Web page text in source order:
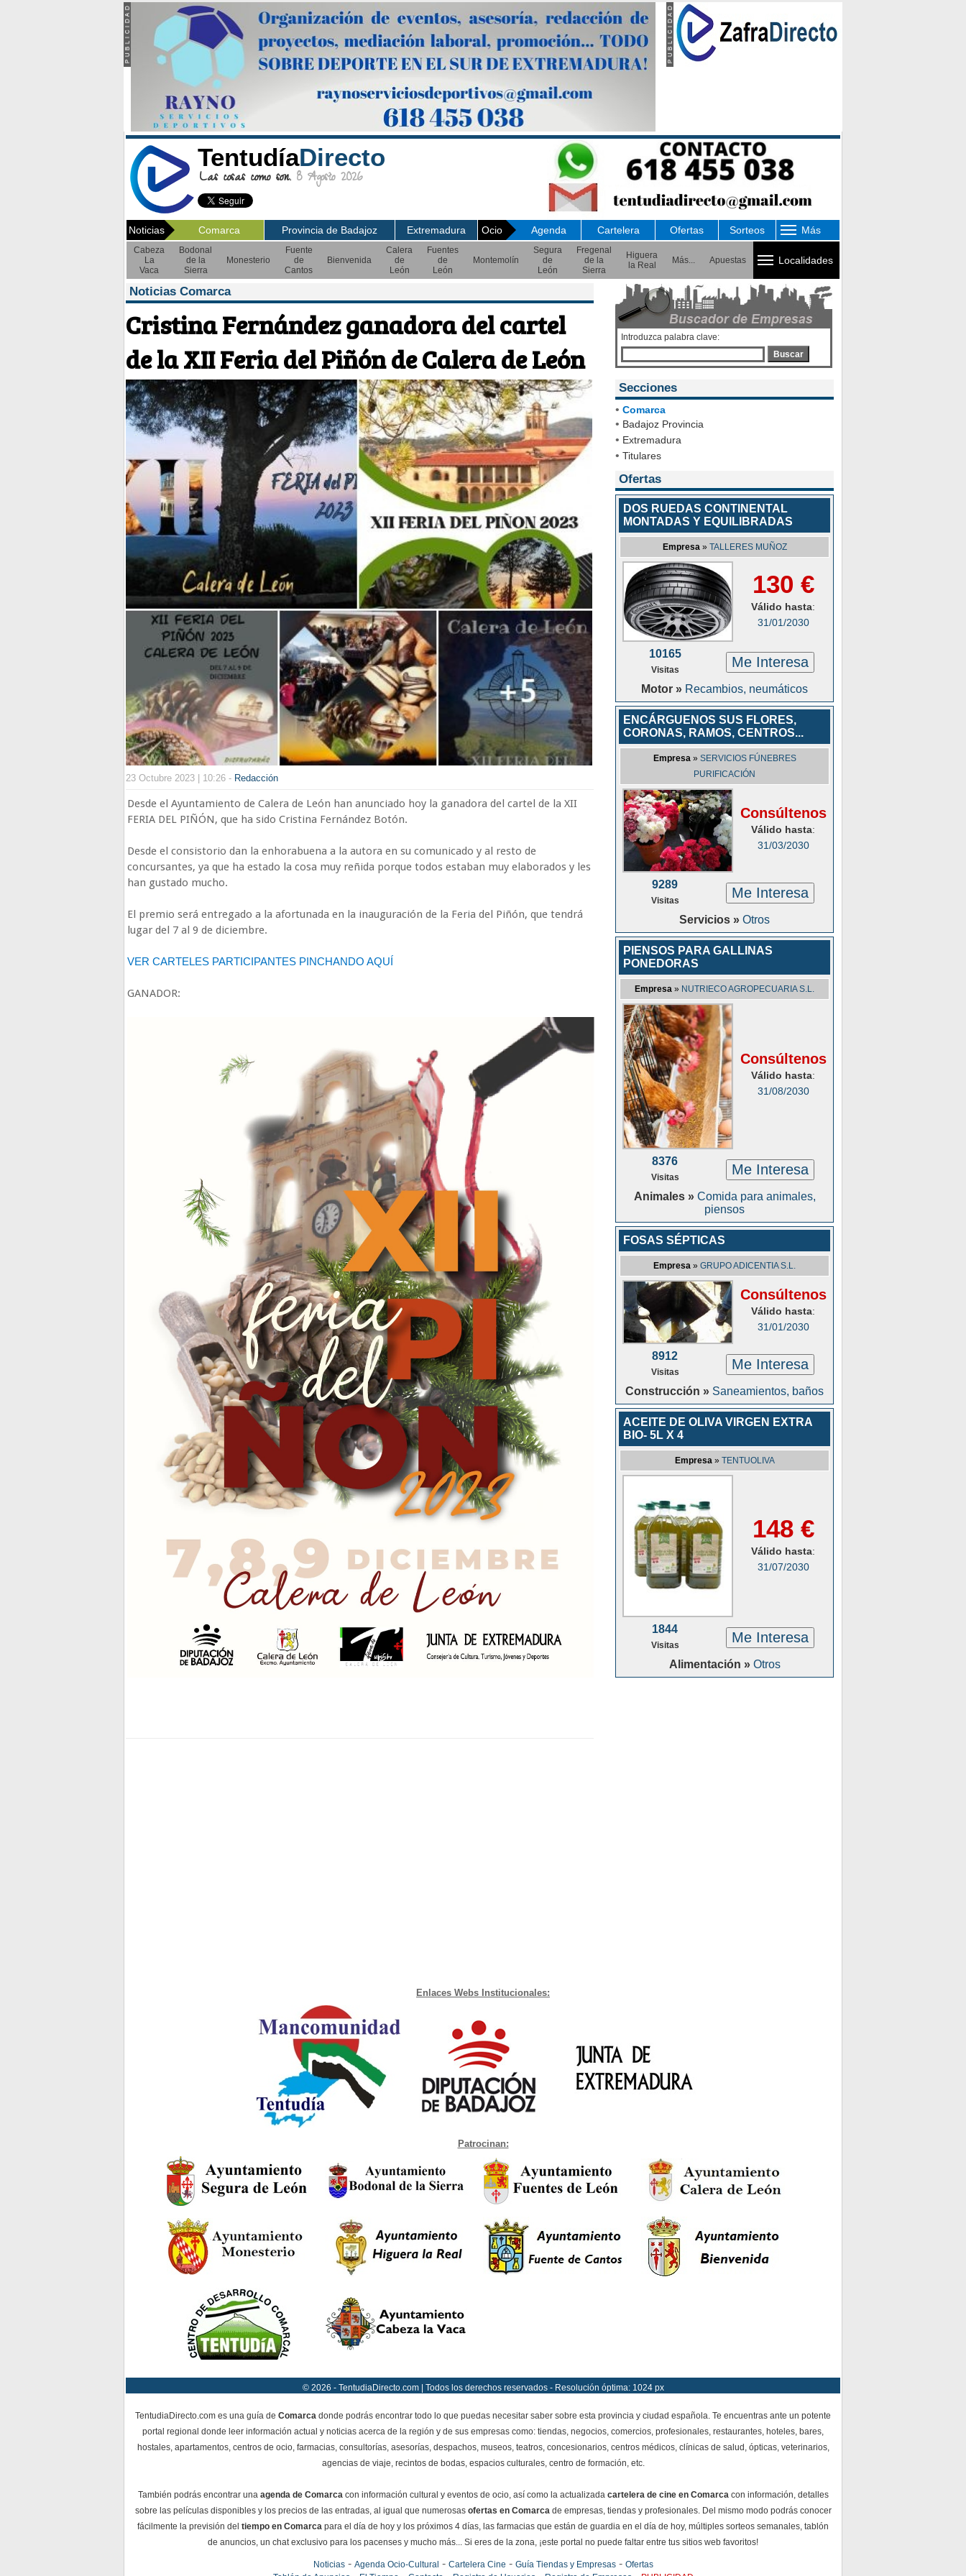
TentudíaDirecto
Las cosas como son. 8 Agosto 2026
Noticias Comarca Provincia de Badajoz Extremadura Ocio Agenda Cartelera Ofertas Sorteos Más
Cabeza
La
Vaca
Bodonal
de la
Sierra
Monesterio
Fuente
de
Cantos
Bienvenida
Calera
de
León
Fuentes
de
León
Montemolín
Segura
de
León
Fregenal
de la
Sierra
Higuera
la Real
Más... Apuestas Localidades
Noticias Comarca
Cristina Fernández ganadora del cartel
de la XII Feria del Piñón de Calera de León
23 Octubre 2023 | 10:26 - Redacción
Desde el Ayuntamiento de Calera de León han anunciado hoy la ganadora del cartel de la XII
FERIA DEL PIÑÓN, que ha sido Cristina Fernández Botón.
Desde el consistorio dan la enhorabuena a la autora en su comunicado y al resto de
concursantes, ya que ha estado la cosa muy reñida porque todos estaban muy elaborados y les
han gustado mucho.
El premio será entregado a la afortunada en la inauguración de la Feria del Piñón, que tendrá
lugar del 7 al 9 de diciembre.
VER CARTELES PARTICIPANTES PINCHANDO AQUÍ
GANADOR:
Introduzca palabra clave:
Buscar
Secciones
• Comarca
• Badajoz Provincia
• Extremadura
• Titulares
Ofertas
DOS RUEDAS CONTINENTAL
MONTADAS Y EQUILIBRADAS
Empresa» TALLERES MUÑOZ
130 €
Válido hasta:
31/01/2030
10165
Visitas Me Interesa
Motor » Recambios, neumáticos
ENCÁRGUENOS SUS FLORES,
CORONAS, RAMOS, CENTROS...
Empresa» SERVICIOS FÚNEBRES
PURIFICACIÓN
Consúltenos
Válido hasta:
31/03/2030
9289
Visitas Me Interesa
Servicios » Otros
PIENSOS PARA GALLINAS
PONEDORAS
Empresa » NUTRIECO AGROPECUARIA S.L.
Consúltenos
Válido hasta:
31/08/2030
8376
Visitas Me Interesa
Animales » Comida para animales,
piensos
FOSAS SÉPTICAS
Empresa » GRUPO ADICENTIA S.L.
Consúltenos
Válido hasta:
31/01/2030
8912
Visitas Me Interesa
Construcción » Saneamientos, baños
ACEITE DE OLIVA VIRGEN EXTRA
BIO- 5L X 4
Empresa» TENTUOLIVA
148 €
Válido hasta:
31/07/2030
1844
Visitas Me Interesa
Alimentación » Otros
Enlaces Webs Institucionales:
Patrocinan:
© 2026 - TentudiaDirecto.com | Todos los derechos reservados - Resolución óptima: 1024 px
TentudiaDirecto.com es una guía de Comarca donde podrás encontrar todo lo que puedas necesitar saber sobre esta provincia y ciudad española. Te encuentras ante un potente
portal regional donde leer información actual y noticias acerca de la región y de sus empresas como: tiendas, negocios, comercios, profesionales, restaurantes, hoteles, bares,
hostales, apartamentos, centros de ocio, farmacias, consultorías, asesorías, despachos, museos, teatros, concesionarios, centros médicos, clínicas de salud, ópticas, veterinarios,
agencias de viaje, recintos de bodas, espacios culturales, centro de formación, etc.
También podrás encontrar una agenda de Comarcacon información cultural y eventos de ocio, así como la actualizada cartelera de cine en Comarcacon información, detalles
sobre las películas disponibles y los precios de las entradas, al igual que numerosas ofertas en Comarcade empresas, tiendas y profesionales. Del mismo modo podrás conocer
fácilmente la previsión del tiempo en Comarca para el día de hoy y los próximos 4 días, las farmacias que están de guardia en el día de hoy, múltiples sorteos semanales, tablón
de anuncios, un chat exclusivo para los pacenses y mucho más... Si eres de la zona, ¡este portal no puede faltar entre tus sitios web favoritos!
Noticias- Agenda Ocio-Cultural - Cartelera Cine - Guía Tiendas y Empresas- Ofertas